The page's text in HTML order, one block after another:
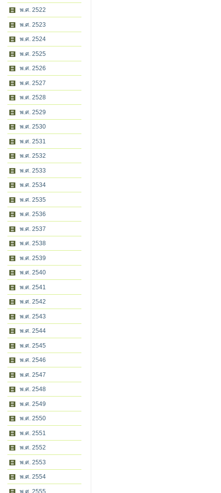
พ.ศ. 2522
พ.ศ. 2523
พ.ศ. 2524
พ.ศ. 2525
พ.ศ. 2526
พ.ศ. 2527
พ.ศ. 2528
พ.ศ. 2529
พ.ศ. 2530
พ.ศ. 2531
พ.ศ. 2532
พ.ศ. 2533
พ.ศ. 2534
พ.ศ. 2535
พ.ศ. 2536
พ.ศ. 2537
พ.ศ. 2538
พ.ศ. 2539
พ.ศ. 2540
พ.ศ. 2541
พ.ศ. 2542
พ.ศ. 2543
พ.ศ. 2544
พ.ศ. 2545
พ.ศ. 2546
พ.ศ. 2547
พ.ศ. 2548
พ.ศ. 2549
พ.ศ. 2550
พ.ศ. 2551
พ.ศ. 2552
พ.ศ. 2553
พ.ศ. 2554
พ.ศ. 2555